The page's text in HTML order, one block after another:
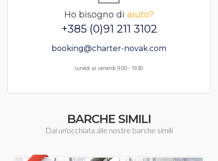
Ho bisogno di aiuto?
+385 (0)91 211 3102
booking@charter-novak.com
lunedi al venerdì 9.00 - 19.30
BARCHE SIMILI
Dai un'occhiata alle nostre barche simili